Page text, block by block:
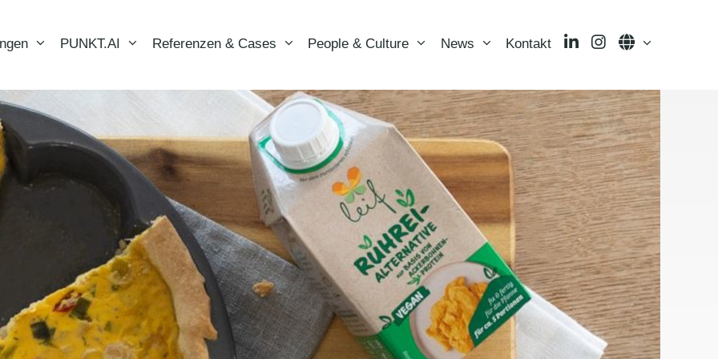
PUNKT.AI Referenzen & Cases People & Culture News Kontakt LinkedInInstagramLanguage